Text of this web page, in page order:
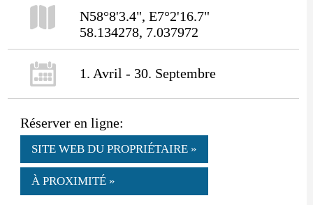
N58°8'3.4", E7°2'16.7"
58.134278, 7.037972
1. Avril - 30. Septembre
Réserver en ligne:
SITE WEB DU PROPRIÉTAIRE »
À PROXIMITÉ »